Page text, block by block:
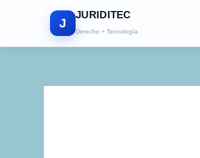
J
JURIDITEC
Derecho + Tecnología